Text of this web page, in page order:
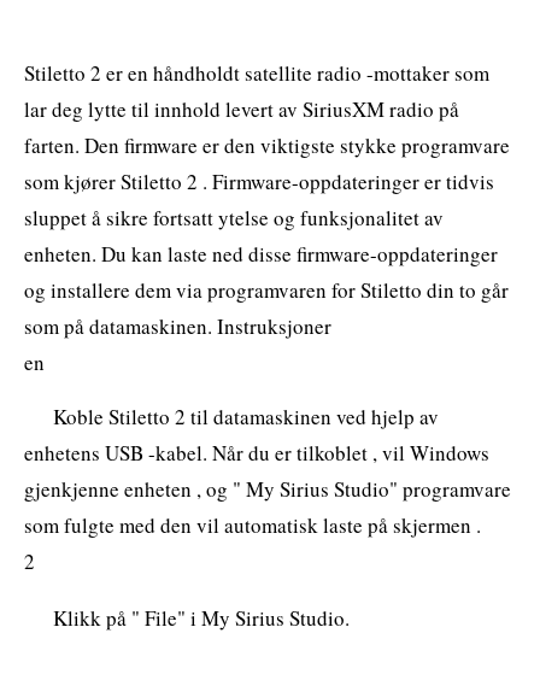
Stiletto 2 er en håndholdt satellite radio -mottaker som
lar deg lytte til innhold levert av SiriusXM radio på
farten. Den firmware er den viktigste stykke programvare
som kjører Stiletto 2 . Firmware-oppdateringer er tidvis
sluppet å sikre fortsatt ytelse og funksjonalitet av
enheten. Du kan laste ned disse firmware-oppdateringer
og installere dem via programvaren for Stiletto din to går
som på datamaskinen. Instruksjoner
en
Koble Stiletto 2 til datamaskinen ved hjelp av
enhetens USB -kabel. Når du er tilkoblet , vil Windows
gjenkjenne enheten , og " My Sirius Studio" programvare
som fulgte med den vil automatisk laste på skjermen .
2
Klikk på " File" i My Sirius Studio.